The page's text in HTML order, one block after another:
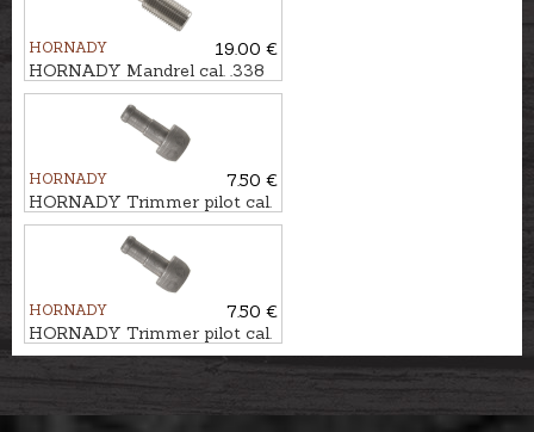
HORNADY
19.00 €
HORNADY Mandrel cal. .338
HORNADY
7.50 €
HORNADY Trimmer pilot cal.
.264 #5
HORNADY
7.50 €
HORNADY Trimmer pilot cal.
.323 #11